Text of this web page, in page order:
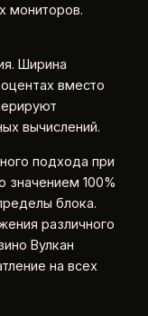
мониторов.
Ширина
вместо
вычислений.
подхода при
значением 100%
блока.
различного
Вулкан
на всех